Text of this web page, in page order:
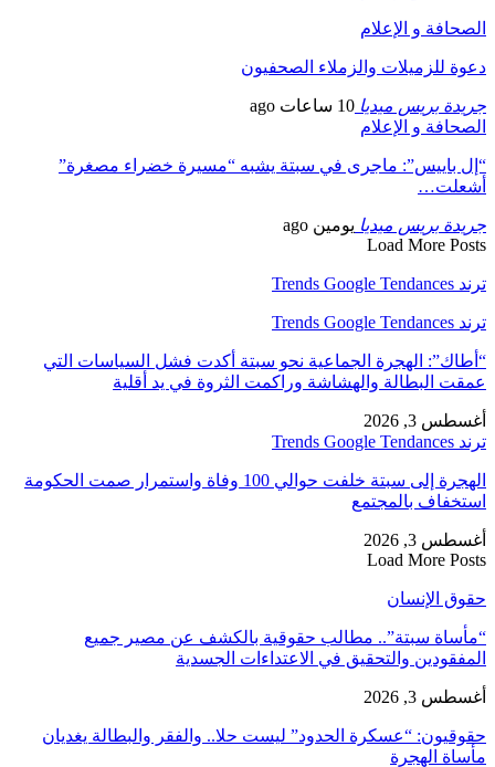
الصحافة و الإعلام
دعوة للزميلات والزملاء الصحفيون
جريدة بريس ميديا 10 ساعات ago
الصحافة و الإعلام
“إل باييس”: ماجرى في سبتة يشبه “مسيرة خضراء مصغرة”
أشعلت…
جريدة بريس ميديا يومين ago
Load More Posts
ترند Trends Google Tendances
ترند Trends Google Tendances
“أطاك”: الهجرة الجماعية نحو سبتة أكدت فشل السياسات التي
عمقت البطالة والهشاشة وراكمت الثروة في يد أقلية
أغسطس 3, 2026
ترند Trends Google Tendances
الهجرة إلى سبتة خلفت حوالي 100 وفاة واستمرار صمت الحكومة
استخفاف بالمجتمع
أغسطس 3, 2026
Load More Posts
حقوق الإنسان
“مأساة سبتة”.. مطالب حقوقية بالكشف عن مصير جميع
المفقودين والتحقيق في الاعتداءات الجسدية
أغسطس 3, 2026
حقوقيون: “عسكرة الحدود” ليست حلا.. والفقر والبطالة يغديان
مأساة الهجرة